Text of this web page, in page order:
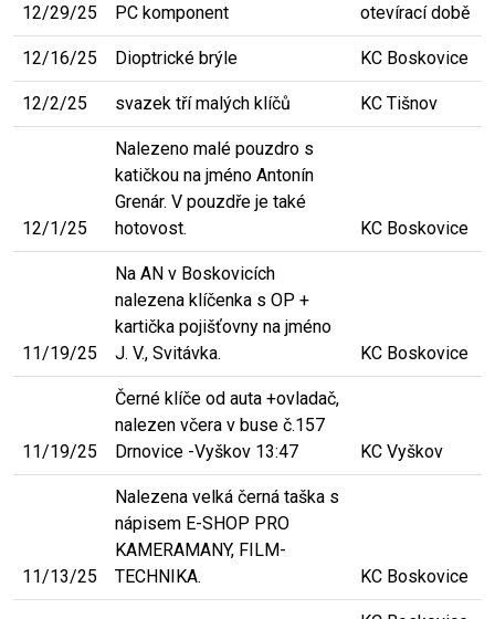
12/29/25 PC komponent
otevírací době
12/16/25 Dioptrické brýle KC Boskovice
12/2/25 svazek tří malých klíčů KC Tišnov
12/1/25
Nalezeno malé pouzdro s
katičkou na jméno Antonín
Grenár. V pouzdře je také
hotovost.
KC Boskovice
11/19/25
Na AN v Boskovicích
nalezena klíčenka s OP +
kartička pojišťovny na jméno
J. V., Svitávka.
KC Boskovice
11/19/25
Černé klíče od auta +ovladač,
nalezen včera v buse č.157
Drnovice -Vyškov 13:47
KC Vyškov
11/13/25
Nalezena velká černá taška s
nápisem E-SHOP PRO
KAMERAMANY, FILM-
TECHNIKA.
KC Boskovice